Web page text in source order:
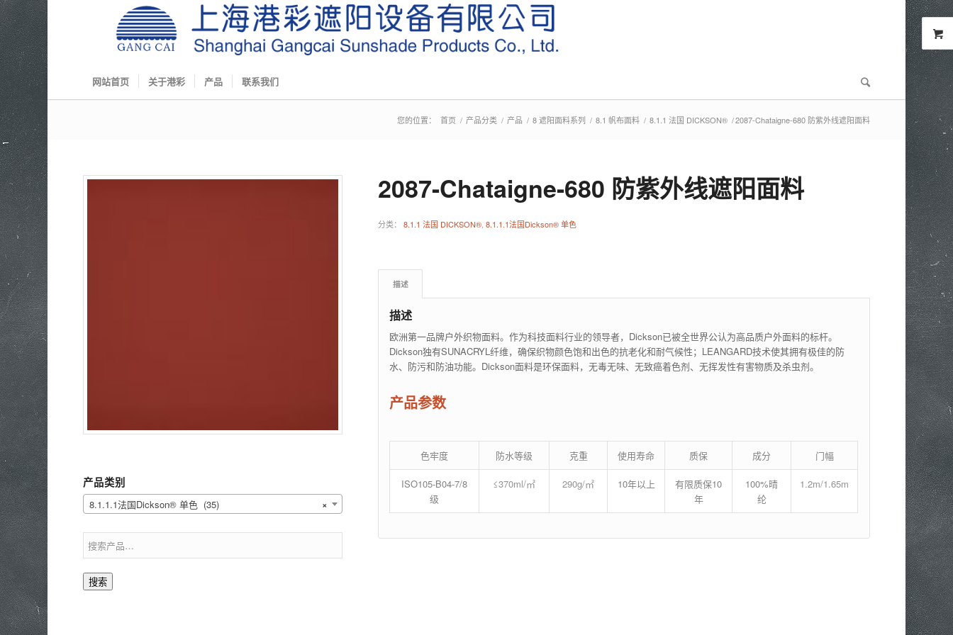
网站首页 关于港彩 产品 联系我们
您的位置： 首页 / 产品分类 / 产品 / 8 遮阳面料系列 / 8.1 帆布面料 / 8.1.1 法国 DICKSON® /2087-Chataigne-680 防紫外线遮阳面料
产品类别
×
8.1.1.1法国Dickson® 单色 (35)
搜索
2087-Chataigne-680 防紫外线遮阳面料
分类：8.1.1 法国 DICKSON® ,8.1.1.1法国Dickson® 单色
描述
描述
欧洲第一品牌户外织物面料。作为科技面料行业的领导者，Dickson已被全世界公认为高品质户外面料的标杆。
Dickson独有SUNACRYL纤维，确保织物颜色饱和出色的抗老化和耐气候性；LEANGARD技术使其拥有极佳的防
水、防污和防油功能。Dickson面料是环保面料，无毒无味、无致癌着色剂、无挥发性有害物质及杀虫剂。
产品参数
色牢度 防水等级 克重 使用寿命 质保 成分 门幅
ISO105-B04-7/8
级
≤370ml/㎡ 290g/㎡ 10年以上
有限质保10
年
100%晴
纶
1.2m/1.65m